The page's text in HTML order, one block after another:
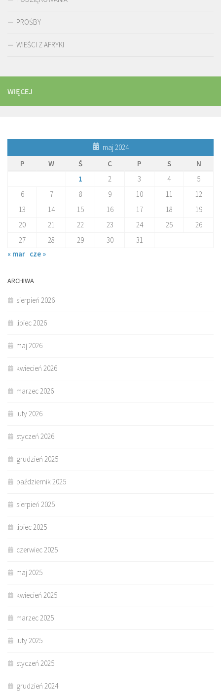
PROŚBY
WIEŚCI Z AFRYKI
WIĘCEJ
maj 2024
P
W Ś C P S
N
1
2 3 4
5
6
7 8 9 10 11
12
13
14 15 16 17 18
19
20
21 22 23 24 25
26
27
28 29 30
31
« mar cze »
ARCHIWA
sierpień 2026
lipiec 2026
maj 2026
kwiecień 2026
marzec 2026
luty 2026
styczeń 2026
grudzień 2025
październik 2025
sierpień 2025
lipiec 2025
czerwiec 2025
maj 2025
kwiecień 2025
marzec 2025
luty 2025
styczeń 2025
grudzień 2024